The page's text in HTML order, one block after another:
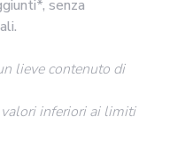
senza
lieve contenuto di
inferiori ai limiti